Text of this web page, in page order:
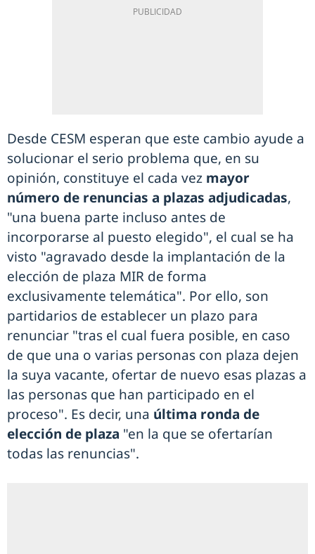
Desde CESM esperan que este cambio ayude a
solucionar el serio problema que, en su
opinión, constituye el cada vez mayor
número de renuncias a plazas adjudicadas,
"una buena parte incluso antes de
incorporarse al puesto elegido", el cual se ha
visto "agravado desde la implantación de la
elección de plaza MIR de forma
exclusivamente telemática". Por ello, son
partidarios de establecer un plazo para
renunciar "tras el cual fuera posible, en caso
de que una o varias personas con plaza dejen
la suya vacante, ofertar de nuevo esas plazas a
las personas que han participado en el
proceso". Es decir, una última ronda de
elección de plaza "en la que se ofertarían
todas las renuncias".